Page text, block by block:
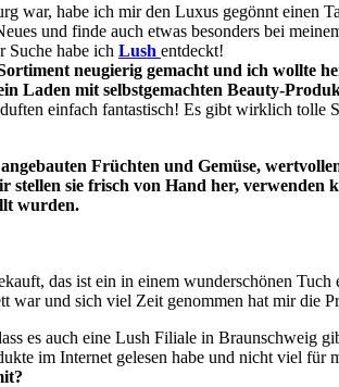
war, habe ich mir den Luxus gegönnt einen
und finde auch etwas besonders bei
Suche habe ich Lush entdeckt!
neugierig gemacht und ich wollte
Laden mit selbstgemachten Beauty-
einfach fantastisch! Es gibt wirklich tolle
Früchten und Gemüse,
sie frisch von Hand her,
wurden.
das ist ein in einem wunderschönen
war und sich viel Zeit genommen hat mir die
es auch eine Lush Filiale in Braunschweig
im Internet gelesen habe und nicht viel